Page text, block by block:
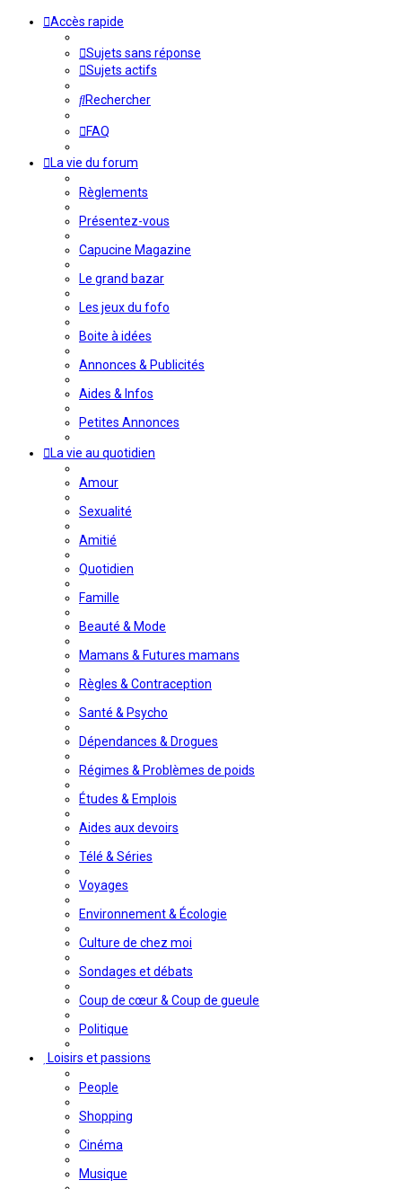
Accès rapide
Sujets sans réponse
Sujets actifs
Rechercher
FAQ
La vie du forum
Règlements
Présentez-vous
Capucine Magazine
Le grand bazar
Les jeux du fofo
Boite à idées
Annonces & Publicités
Aides & Infos
Petites Annonces
La vie au quotidien
Amour
Sexualité
Amitié
Quotidien
Famille
Beauté & Mode
Mamans & Futures mamans
Règles & Contraception
Santé & Psycho
Dépendances & Drogues
Régimes & Problèmes de poids
Études & Emplois
Aides aux devoirs
Télé & Séries
Voyages
Environnement & Écologie
Culture de chez moi
Sondages et débats
Coup de cœur & Coup de gueule
Politique
Loisirs et passions
People
Shopping
Cinéma
Musique